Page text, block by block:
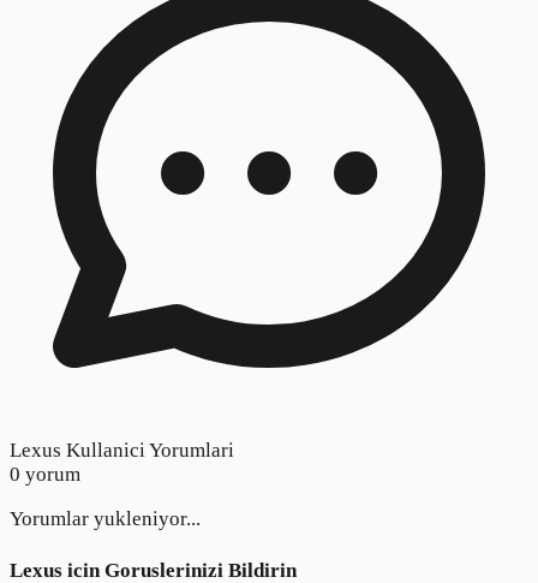
Lexus Kullanici Yorumlari
0 yorum
Yorumlar yukleniyor...
Lexus icin Goruslerinizi Bildirin